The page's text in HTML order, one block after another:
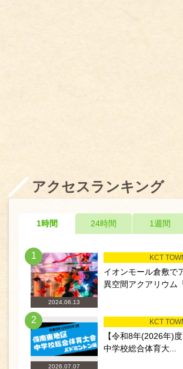
アクセスランキング
1時間 24時間 1週間
1
2024.06.13
KCT
イオンモール倉敷で
異空間アクアリウム
2
2026.07.07
KCT
【令和8年(2026年)
中学校総合体育大...